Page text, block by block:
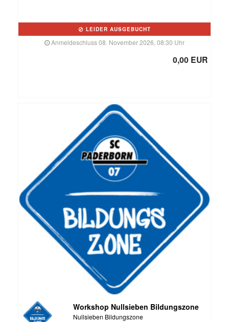
LEIDER AUSGEBUCHT
Anmeldeschluss 08. November 2026, 08:30 Uhr
0,00 EUR
Workshop Nullsieben Bildungszone
Nullsieben Bildungszone